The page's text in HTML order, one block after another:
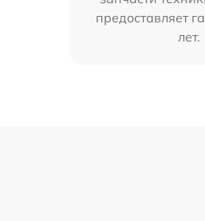
предоставляет
лет.